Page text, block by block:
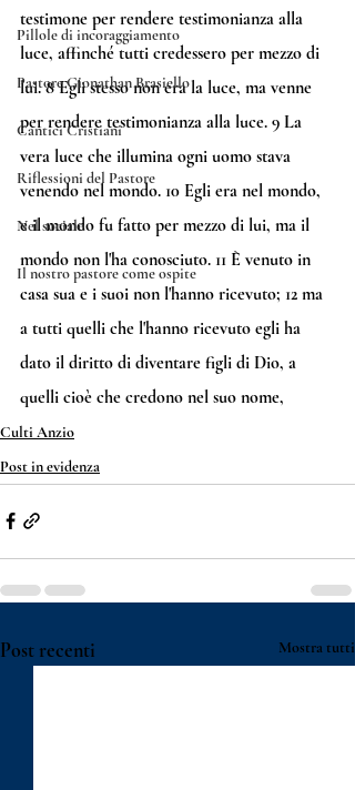
Pillole di incoraggiamento
Pastore Gionathan Brasiello
Cantici Cristiani
Riflessioni del Pastore
Nel sociale
Il nostro pastore come ospite
testimone per rendere testimonianza alla
luce, affinché tutti credessero per mezzo di
lui. 8 Egli stesso non era la luce, ma venne
per rendere testimonianza alla luce. 9 La
vera luce che illumina ogni uomo stava
venendo nel mondo. 10 Egli era nel mondo,
e il mondo fu fatto per mezzo di lui, ma il
mondo non l'ha conosciuto. 11 È venuto in
casa sua e i suoi non l'hanno ricevuto; 12 ma
a tutti quelli che l'hanno ricevuto egli ha
dato il diritto di diventare figli di Dio, a
quelli cioè che credono nel suo nome,
Culti Anzio
Post in evidenza
Post recenti Mostra tutti